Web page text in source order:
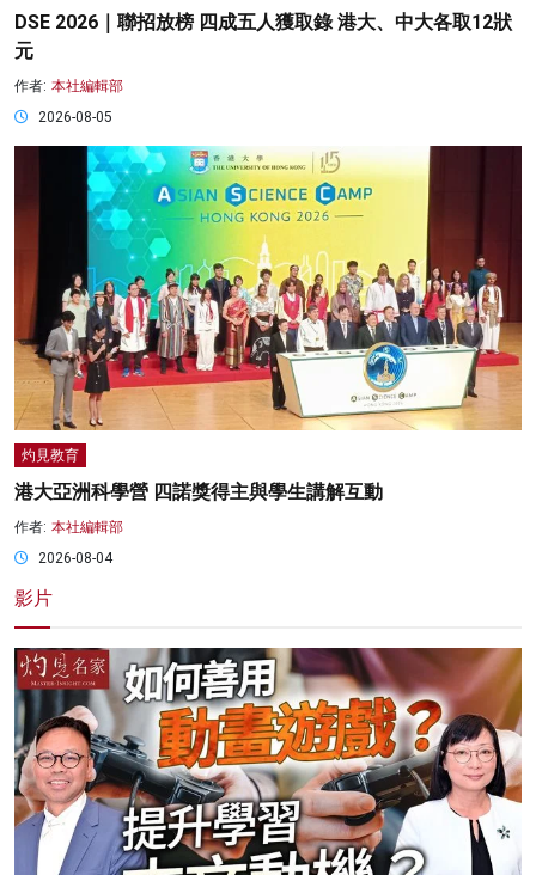
DSE 2026｜聯招放榜 四成五人獲取錄 港大、中大各取12狀
元
作者: 本社編輯部
2026-08-05
灼見教育
港大亞洲科學營 四諾獎得主與學生講解互動
作者: 本社編輯部
2026-08-04
影片